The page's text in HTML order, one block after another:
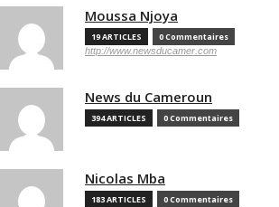
Moussa Njoya
19 ARTICLES 0 Commentaires
http://www.newsducamer.com
News du Cameroun
394 ARTICLES 0 Commentaires
Nicolas Mba
183 ARTICLES 0 Commentaires